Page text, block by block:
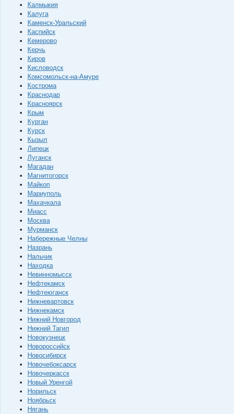
Калмыкия
Калуга
Каменск-Уральский
Каспийск
Кемерово
Керчь
Киров
Кисловодск
Комсомольск-на-Амуре
Кострома
Краснодар
Красноярск
Крым
Курган
Курск
Кызыл
Липецк
Луганск
Магадан
Магнитогорск
Майкоп
Мариуполь
Махачкала
Миасс
Москва
Мурманск
Набережные Челны
Назрань
Нальчик
Находка
Невинномысск
Нефтекамск
Нефтеюганск
Нижневартовск
Нижнекамск
Нижний Новгород
Нижний Тагил
Новокузнецк
Новороссийск
Новосибирск
Новочебоксарск
Новочеркасск
Новый Уренгой
Норильск
Ноябрьск
Нягань